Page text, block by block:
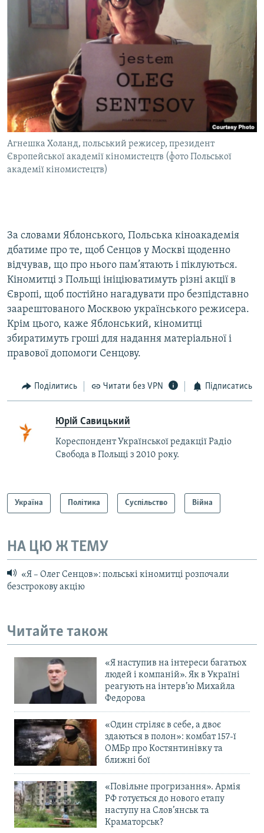
Агнешка Холанд, польський режисер, президент
Європейської академії кіномистецтв (фото Польської
академії кіномистецтв)
За словами Яблонського, Польська кіноакадемія
дбатиме про те, щоб Сенцов у Москві щоденно
відчував, що про нього пам’ятають і піклуються.
Кіномитці з Польщі ініціюватимуть різні акції в
Європі, щоб постійно нагадувати про безпідставно
заарештованого Москвою українського режисера.
Крім цього, каже Яблонський, кіномитці
збиратимуть гроші для надання матеріальної і
правової допомоги Сенцову.
Поділитись Читати без VPN Підписатись
Юрій Савицький
Кореспондент Української редакції Радіо
Свобода в Польщі з 2010 року.
Україна Політика Суспільство Війна
НА ЦЮ Ж ТЕМУ
«Я – Олег Сенцов»: польські кіномитці розпочали
безстрокову акцію
Читайте також
«Я наступив на інтереси багатьох
людей і компаній». Як в Україні
реагують на інтерв’ю Михайла
Федорова
«Один стріляє в себе, а двоє
здаються в полон»: комбат 157-ї
ОМБр про Костянтинівку та
ближні бої
«Повільне прогризання». Армія
РФ готується до нового етапу
наступу на Слов’янськ та
Краматорськ?